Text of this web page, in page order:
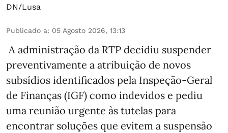
DN/Lusa
Publicado a: 05 Agosto 2026, 13:13
A administração da RTP decidiu suspender
preventivamente a atribuição de novos
subsídios identificados pela Inspeção-Geral
de Finanças (IGF) como indevidos e pediu
uma reunião urgente às tutelas para
encontrar soluções que evitem a suspensão